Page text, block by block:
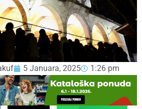
5 Januara, 2025 1:26 pm